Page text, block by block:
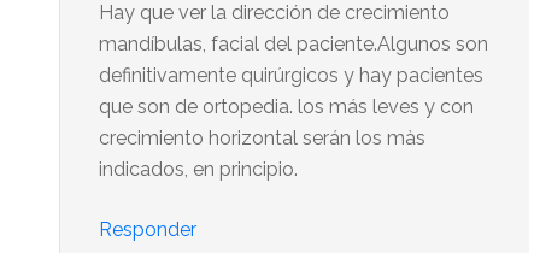
Hay que ver la dirección de crecimiento
mandíbulas, facial del paciente.Algunos son
definitivamente quirúrgicos y hay pacientes
que son de ortopedia. los más leves y con
crecimiento horizontal serán los màs
indicados, en principio.
Responder